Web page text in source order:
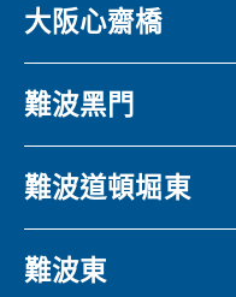
大阪心齋橋
難波黑門
難波道頓堀東
難波東